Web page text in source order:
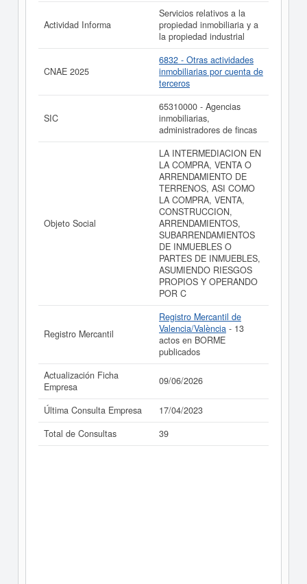
como los balances y cuentas de resultados disponibles.
La última actualización del informe de empresa se ha
realizado el 09/06/2026.
Actividad Informa
Servicios relativos a la
propiedad inmobiliaria y a
la propiedad industrial
CNAE 2025
6832 - Otras actividades
inmobiliarias por cuenta de
terceros
SIC
65310000 - Agencias
inmobiliarias,
administradores de fincas
Objeto Social
LA INTERMEDIACION EN
LA COMPRA, VENTA O
ARRENDAMIENTO DE
TERRENOS, ASI COMO
LA COMPRA, VENTA,
CONSTRUCCION,
ARRENDAMIENTOS,
SUBARRENDAMIENTOS
DE INMUEBLES O
PARTES DE INMUEBLES,
ASUMIENDO RIESGOS
PROPIOS Y OPERANDO
POR C
Registro Mercantil
Registro Mercantil de
Valencia/València - 13
actos en BORME
publicados
Actualización Ficha
Empresa
09/06/2026
Última Consulta Empresa
17/04/2023
Total de Consultas
39